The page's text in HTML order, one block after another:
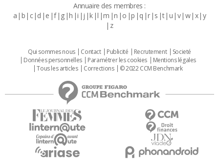
Annuaire des membres :
a b c d e f g h i j k l m n o p q r s t u v w x y
z
Qui sommes nous Contact Publicité Recrutement
Societé
Données personnelles
Paramétrer les cookies
Mentions légales
Tous les articles
Corrections © 2022 CCM Benchmark